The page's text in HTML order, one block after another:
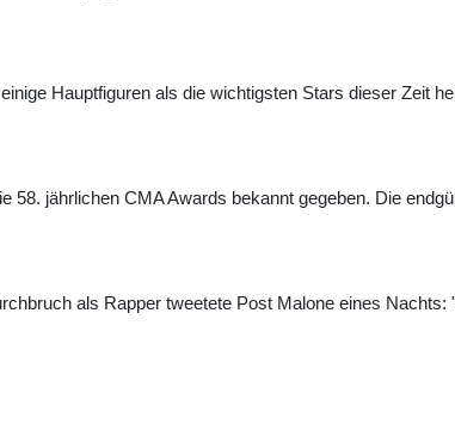
Hauptfiguren als die wichtigsten Stars dieser Zeit
58. jährlichen CMA Awards bekannt gegeben. Die
als Rapper tweetete Post Malone eines